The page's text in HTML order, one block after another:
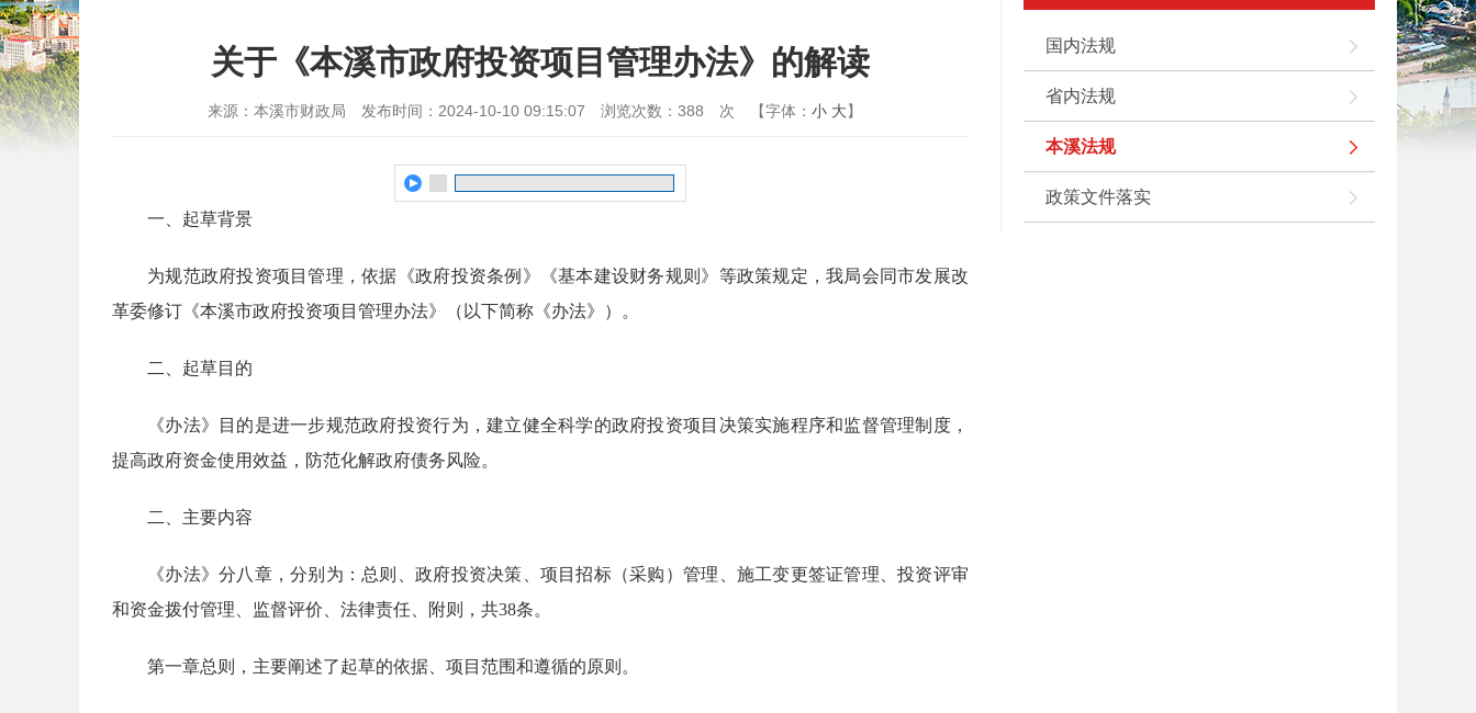
国内法规
省内法规
本溪法规
政策文件落实
关于《本溪市政府投资项目管理办法》的解读
来源：本溪市财政局 发布时间：2024-10-10 09:15:07 浏览次数： 388 次 【字体： 小 大】
一、起草背景
为规范政府投资项目管理，依据《政府投资条例》《基本建设财务规则》等政策规定，我局会同市发展改
革委修订《本溪市政府投资项目管理办法》（以下简称《办法》）。
二、起草目的
《办法》目的是进一步规范政府投资行为，建立健全科学的政府投资项目决策实施程序和监督管理制度，
提高政府资金使用效益，防范化解政府债务风险。
二、主要内容
《办法》分八章，分别为：总则、政府投资决策、项目招标（采购）管理、施工变更签证管理、投资评审
和资金拨付管理、监督评价、法律责任、附则，共38条。
第一章总则，主要阐述了起草的依据、项目范围和遵循的原则。